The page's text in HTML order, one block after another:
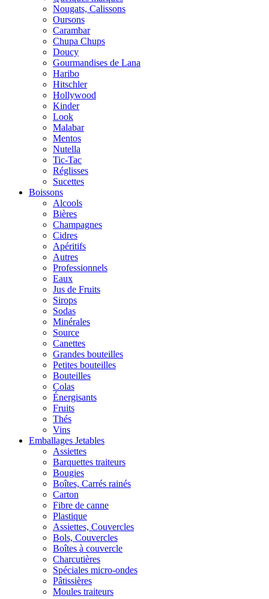
Nougats, Calissons
Oursons
Carambar
Chupa Chups
Doucy
Gourmandises de Lana
Haribo
Hitschler
Hollywood
Kinder
Look
Malabar
Mentos
Nutella
Tic-Tac
Réglisses
Sucettes
Boissons
Alcools
Bières
Champagnes
Cidres
Apéritifs
Autres
Professionnels
Eaux
Jus de Fruits
Sirops
Sodas
Minérales
Source
Canettes
Grandes bouteilles
Petites bouteilles
Bouteilles
Colas
Énergisants
Fruits
Thés
Vins
Emballages Jetables
Assiettes
Barquettes traiteurs
Bougies
Boîtes, Carrés rainés
Carton
Fibre de canne
Plastique
Assiettes, Couvercles
Bols, Couvercles
Boîtes à couvercle
Charcutières
Spéciales micro-ondes
Pâtissières
Moules traiteurs